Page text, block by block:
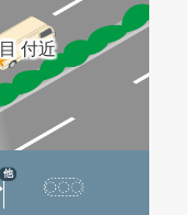
付近
他